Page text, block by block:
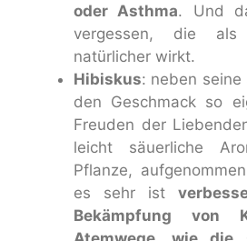
oder Asthma. Und
vergessen, die
natürlicher wirkt.
Hibiskus: neben seine
den Geschmack so
Freuden der
leicht säuerliche
Pflanze,
es sehr ist
Bekämpfung von